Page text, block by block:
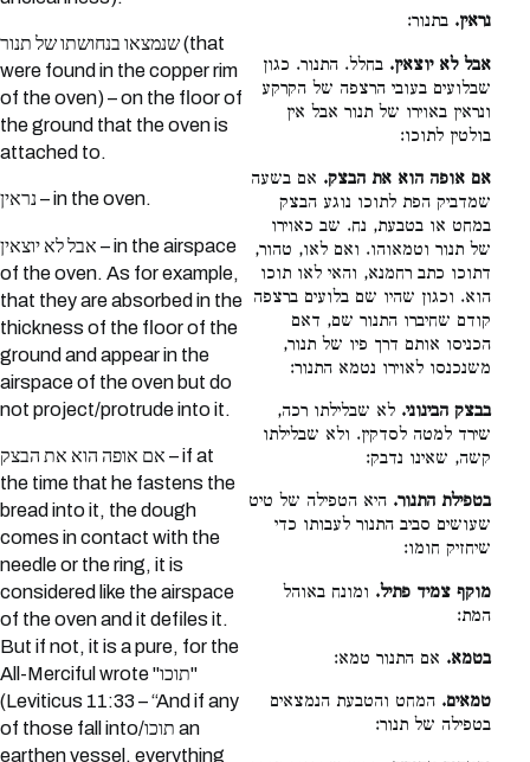
שנמצאו בנחושתו של תנור (that
were found in the copper rim
of the oven) – on the floor of
the ground that the oven is
attached to.
נראין – in the oven.
אבל לא יוצאין – in the airspace
of the oven. As for example,
that they are absorbed in the
thickness of the floor of the
ground and appear in the
airspace of the oven but do
not project/protrude into it.
אם אופה הוא את הבצק – if at
the time that he fastens the
bread into it, the dough
comes in contact with the
needle or the ring, it is
considered like the airspace
of the oven and it defiles it.
But if not, it is a pure, for the
All-Merciful wrote "תוכו"
(Leviticus 11:33 – “And if any
of those fall into/תוכו an
earthen vessel, everything
נראין. בתנור:
אבל לא יוצאין. בחלל. התנור. כגון
שבלועים בעובי הרצפה של הקרקע
ונראין באוירו של תנור אבל אין
בולטין לתוכו:
אם אופה הוא את הבצק. אם בשעה
שמדביק הפת לתוכו נוגע הבצק
במחט או בטבעת, נח. שב כאוירו
של תנור וטמאוהו. ואם לאו, טהור,
דתוכו כתב רחמנא, והאי לאו תוכו
הוא. וכגון שהיו שם בלועים ברצפה
קודם שחיברו התנור שם, דאם
הכניסו אותם דרך פיו של תנור,
משנכנסו לאוירו נטמא התנור:
בבצק הבינוני. לא שבלילתו רכה,
שירד למטה לסדקין. ולא שבלילתו
קשה, שאינו נדבק:
בטפילת התנור. היא הטפילה של טיט
שעושים סביב התנור לעבותו כדי
שיחזיק חומו:
מוקף צמיד פתיל. ומונח באוהל
המת:
בטמא. אם התנור טמא:
טמאים. המחט והטבעת הנמצאים
בטפילה של תנור: